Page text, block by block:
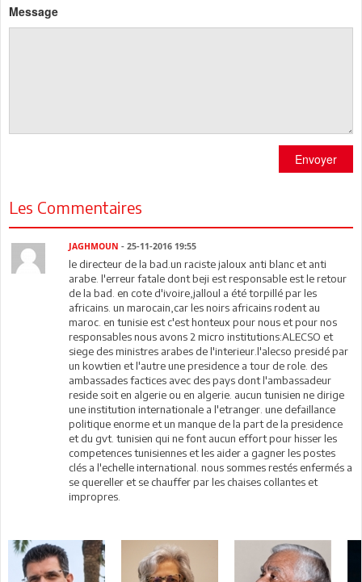
Message
Envoyer
Les Commentaires
JAGHMOUN - 25-11-2016 19:55
le directeur de la bad.un raciste jaloux anti blanc et anti
arabe. l'erreur fatale dont beji est responsable est le retour
de la bad. en cote d'ivoire,jalloul a été torpillé par les
africains. un marocain,car les noirs africains rodent au
maroc. en tunisie est c'est honteux pour nous et pour nos
responsables nous avons 2 micro institutions:ALECSO et
siege des ministres arabes de l'interieur.l'alecso presidé par
un kowtien et l'autre une presidence a tour de role. des
ambassades factices avec des pays dont l'ambassadeur
reside soit en algerie ou en algerie. aucun tunisien ne dirige
une institution internationale a l'etranger. une defaillance
politique enorme et un manque de la part de la presidence
et du gvt. tunisien qui ne font aucun effort pour hisser les
competences tunisiennes et les aider a gagner les postes
clés a l'echelle international. nous sommes restés enfermés a
se quereller et se chauffer par les chaises collantes et
impropres.